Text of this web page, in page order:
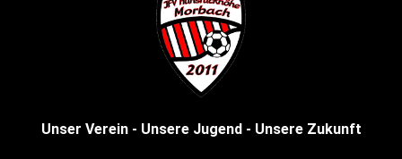
Unser Verein - Unsere Jugend - Unsere Zukunft